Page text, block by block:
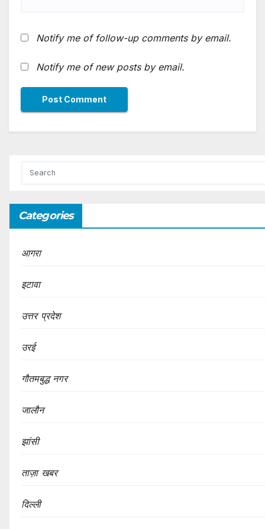
Notify me of follow-up comments by email.
Notify me of new posts by email.
Categories
आगरा
इटावा
उत्तर प्रदेश
उरई
गौतमबुद्ध नगर
जालौन
झांसी
ताज़ा खबर
दिल्ली